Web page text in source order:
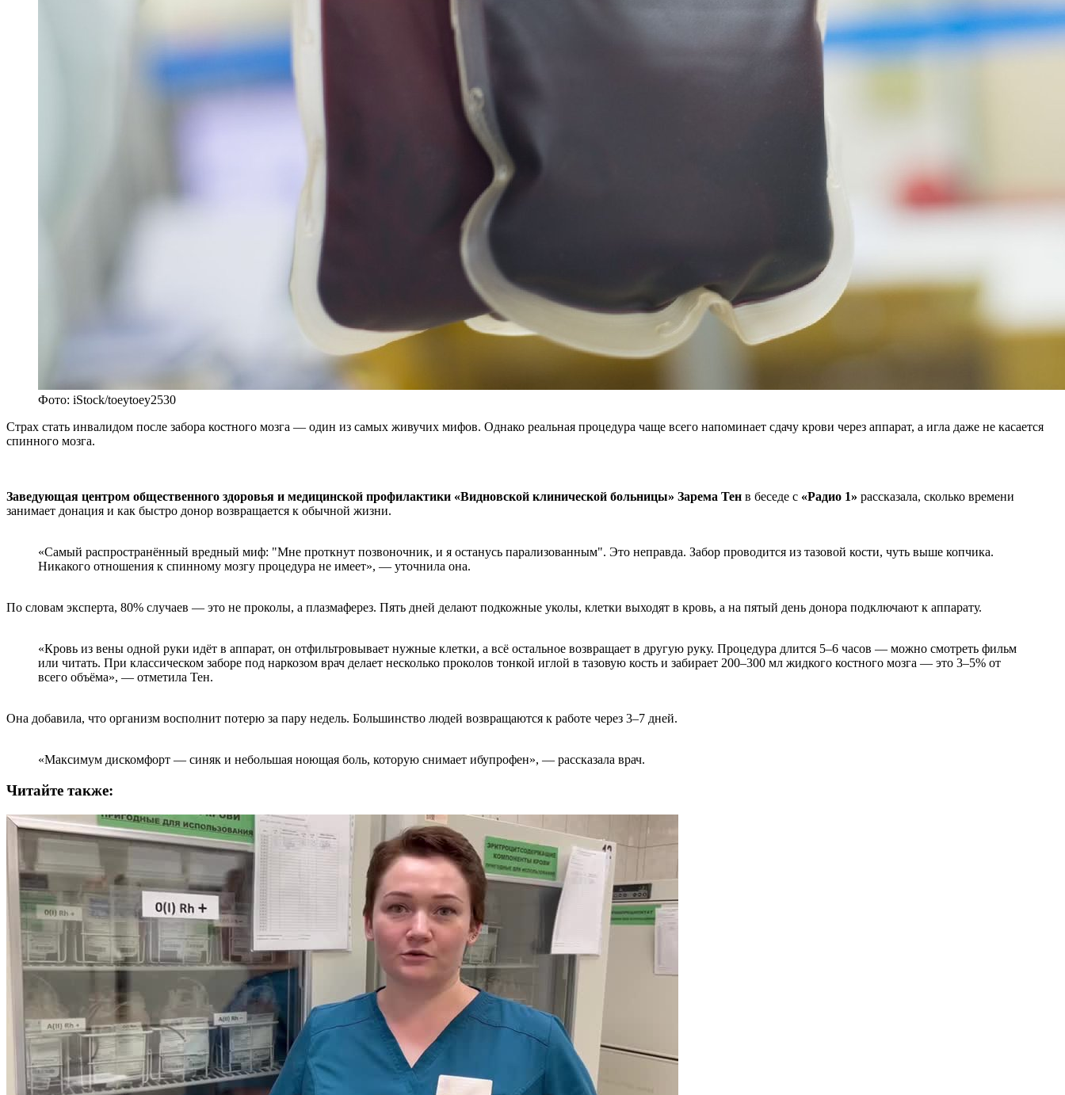
Фото: iStock/toeytoey2530
Страх стать инвалидом после забора костного мозга — один из самых живучих мифов. Однако реальная процедура чаще всего напоминает сдачу крови через аппарат, а игла даже не касается
спинного мозга.
Заведующая центром общественного здоровья и медицинской профилактики «Видновской клинической больницы» Зарема Тен в беседе с «Радио 1» рассказала, сколько времени
занимает донация и как быстро донор возвращается к обычной жизни.
«Самый распространённый вредный миф: "Мне проткнут позвоночник, и я останусь парализованным". Это неправда. Забор проводится из тазовой кости, чуть выше копчика.
Никакого отношения к спинному мозгу процедура не имеет», — уточнила она.
По словам эксперта, 80% случаев — это не проколы, а плазмаферез. Пять дней делают подкожные уколы, клетки выходят в кровь, а на пятый день донора подключают к аппарату.
«Кровь из вены одной руки идёт в аппарат, он отфильтровывает нужные клетки, а всё остальное возвращает в другую руку. Процедура длится 5–6 часов — можно смотреть фильм
или читать. При классическом заборе под наркозом врач делает несколько проколов тонкой иглой в тазовую кость и забирает 200–300 мл жидкого костного мозга — это 3–5% от
всего объёма», — отметила Тен.
Она добавила, что организм восполнит потерю за пару недель. Большинство людей возвращаются к работе через 3–7 дней.
«Максимум дискомфорт — синяк и небольшая ноющая боль, которую снимает ибупрофен», — рассказала врач.
Читайте также: